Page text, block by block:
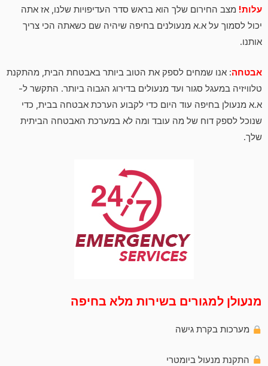
עלות! מצב החירום שלך הוא בראש סדר העדיפויות שלנו, אז אתה
יכול לסמוך על א.א מנעולנים בחיפה שיהיה שם כשאתה הכי צריך
אותנו.
אבטחה: אנו שמחים לספק את הטוב ביותר באבטחת הבית, מהתקנת
טלוויזיה במעגל סגור ועד מנעולים בדירוג הגבוה ביותר. התקשר ל-
א.א מנעולן בחיפה עוד היום כדי לקבוע הערכת אבטחה בבית, כדי
שנוכל לספק דוח של מה עובד ומה לא במערכת האבטחה הביתית
שלך.
מנעולן למגורים בשירות מלא בחיפה
מערכות בקרת גישה
התקנת מנעול ביומטרי